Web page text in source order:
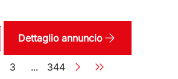
Dettaglio annuncio
Pagina
3 ... Pagina
344